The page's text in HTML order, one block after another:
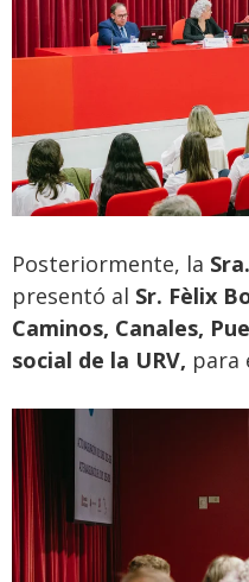
Posteriormente, la
presentó al Sr. Fèlix
Caminos, Canales,
social de la URV, para